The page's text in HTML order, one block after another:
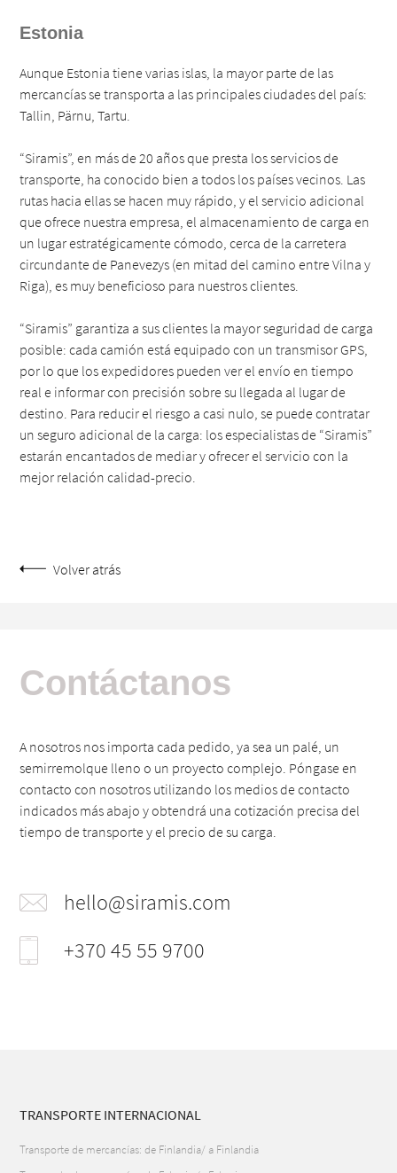
Estonia
Aunque Estonia tiene varias islas, la mayor parte de las
mercancías se transporta a las principales ciudades del país:
Tallin, Pärnu, Tartu.
“Siramis”, en más de 20 años que presta los servicios de
transporte, ha conocido bien a todos los países vecinos. Las
rutas hacia ellas se hacen muy rápido, y el servicio adicional
que ofrece nuestra empresa, el almacenamiento de carga en
un lugar estratégicamente cómodo, cerca de la carretera
circundante de Panevezys (en mitad del camino entre Vilna y
Riga), es muy beneficioso para nuestros clientes.
“Siramis” garantiza a sus clientes la mayor seguridad de carga
posible: cada camión está equipado con un transmisor GPS,
por lo que los expedidores pueden ver el envío en tiempo
real e informar con precisión sobre su llegada al lugar de
destino. Para reducir el riesgo a casi nulo, se puede contratar
un seguro adicional de la carga: los especialistas de “Siramis”
estarán encantados de mediar y ofrecer el servicio con la
mejor relación calidad-precio.
Volver atrás
Contáctanos
A nosotros nos importa cada pedido, ya sea un palé, un
semirremolque lleno o un proyecto complejo. Póngase en
contacto con nosotros utilizando los medios de contacto
indicados más abajo y obtendrá una cotización precisa del
tiempo de transporte y el precio de su carga.
hello@siramis.com
+370 45 55 9700
TRANSPORTE INTERNACIONAL
Transporte de mercancías: de Finlandia/ a Finlandia